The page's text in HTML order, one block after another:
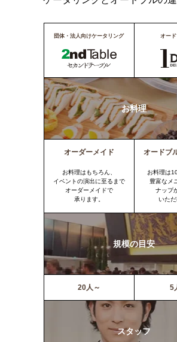
団体・法人向けケータリング オー
お料理
オーダーメイド
お料理はもちろん、
イベントの演出に至るまで
オーダーメイドで
承ります。
オードブ
お料理は
豊富なメ
ナップ
いただ
規模の目安
20人～ 5
スタッフ